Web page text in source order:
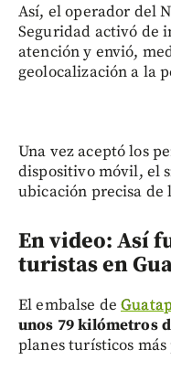
Así, el operador del
Seguridad activó de
atención y envió,
geolocalización a la
Una vez aceptó los
dispositivo móvil, el
ubicación precisa de
En video: Así
turistas en
El embalse de
unos 79 kilómetros
planes turísticos